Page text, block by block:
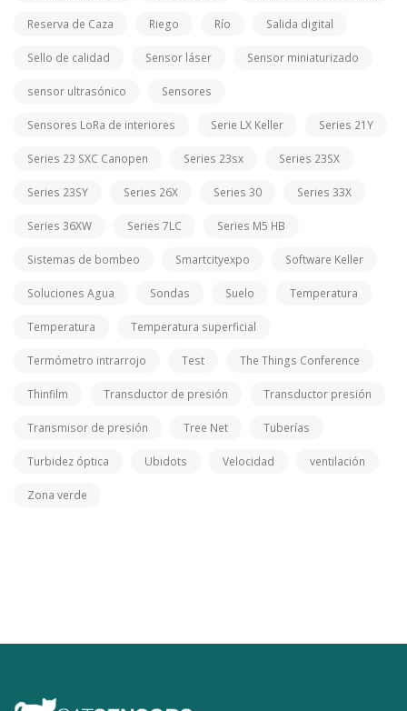
Reserva de Caza Riego Río Salida digital
Sello de calidad Sensor láser Sensor miniaturizado
sensor ultrasónico Sensores
Sensores LoRa de interiores Serie LX Keller Series 21Y
Series 23 SXC Canopen Series 23sx Series 23SX
Series 23SY Series 26X Series 30 Series 33X
Series 36XW Series 7LC Series M5 HB
Sistemas de bombeo Smartcityexpo Software Keller
Soluciones Agua Sondas Suelo Temperatura
Temperatura Temperatura superficial
Termómetro intrarrojo Test The Things Conference
Thinfilm Transductor de presión Transductor presión
Transmisor de presión Tree Net Tuberías
Turbidez óptica Ubidots Velocidad ventilación
Zona verde